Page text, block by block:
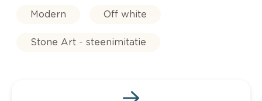
Modern Off white
Stone Art - steenimitatie